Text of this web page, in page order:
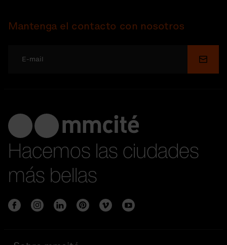
Mantenga el contacto con nosotros
Enviar
Hacemos las ciudades
más bellas